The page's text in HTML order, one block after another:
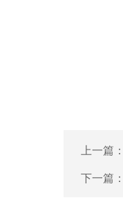
上一篇
下一篇